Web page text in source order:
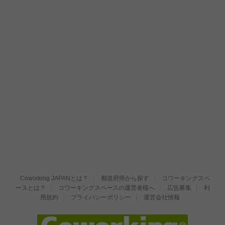
Coworking JAPANとは？ 都道府県から探す
コワーキングスペ
ースとは？
コワーキングスペースの運営者様へ 広告募集
利
用規約
プライバシーポリシー 運営会社情報